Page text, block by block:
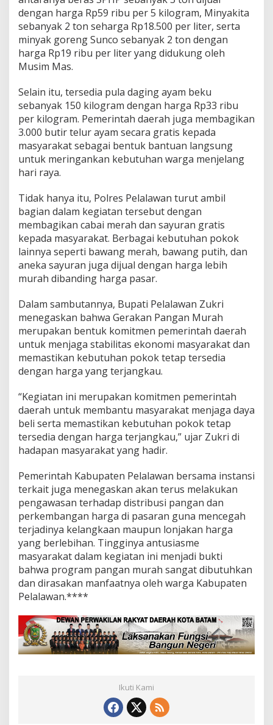
b
u
S
e
m
b
o
H
a
r
g
a
T
a
n
g
a
u
e
n
g
d
u
l
A
h
a
dengan harga Rp59 ribu per 5 kilogram, Minyakita
sebanyak 2 ton seharga Rp18.500 per liter, serta
minyak goreng Sunco sebanyak 2 ton dengan
harga Rp19 ribu per liter yang didukung oleh
Musim Mas.
Selain itu, tersedia pula daging ayam beku
sebanyak 150 kilogram dengan harga Rp33 ribu
per kilogram. Pemerintah daerah juga membagikan
3.000 butir telur ayam secara gratis kepada
masyarakat sebagai bentuk bantuan langsung
untuk meringankan kebutuhan warga menjelang
hari raya.
Tidak hanya itu, Polres Pelalawan turut ambil
bagian dalam kegiatan tersebut dengan
membagikan cabai merah dan sayuran gratis
kepada masyarakat. Berbagai kebutuhan pokok
lainnya seperti bawang merah, bawang putih, dan
aneka sayuran juga dijual dengan harga lebih
murah dibanding harga pasar.
Dalam sambutannya, Bupati Pelalawan Zukri
menegaskan bahwa Gerakan Pangan Murah
merupakan bentuk komitmen pemerintah daerah
untuk menjaga stabilitas ekonomi masyarakat dan
memastikan kebutuhan pokok tetap tersedia
dengan harga yang terjangkau.
“Kegiatan ini merupakan komitmen pemerintah
daerah untuk membantu masyarakat menjaga daya
beli serta memastikan kebutuhan pokok tetap
tersedia dengan harga terjangkau,” ujar Zukri di
hadapan masyarakat yang hadir.
Pemerintah Kabupaten Pelalawan bersama instansi
terkait juga menegaskan akan terus melakukan
pengawasan terhadap distribusi pangan dan
perkembangan harga di pasaran guna mencegah
terjadinya kelangkaan maupun lonjakan harga
yang berlebihan. Tingginya antusiasme
masyarakat dalam kegiatan ini menjadi bukti
bahwa program pangan murah sangat dibutuhkan
dan dirasakan manfaatnya oleh warga Kabupaten
Pelalawan.****
Ikuti Kami